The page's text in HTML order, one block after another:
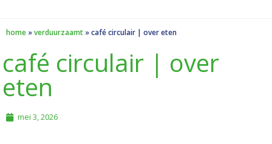
home »verduurzaamt »café circulair | over eten
café circulair | over
eten
mei 3, 2026